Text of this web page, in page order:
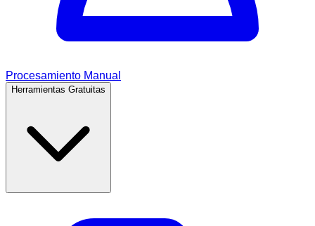
Procesamiento Manual
Herramientas Gratuitas